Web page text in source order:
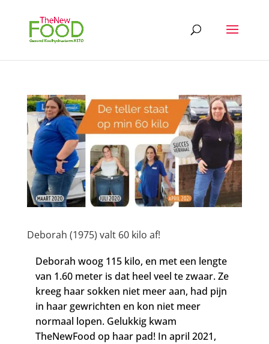
Deborah (1975) valt 60 kilo af!
Deborah woog 115 kilo, en met een lengte
van 1.60 meter is dat heel veel te zwaar. Ze
kreeg haar sokken niet meer aan, had pijn
in haar gewrichten en kon niet meer
normaal lopen. Gelukkig kwam
TheNewFood op haar pad! In april 2021,